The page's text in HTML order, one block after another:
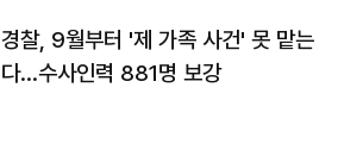
경찰, 9월부터 '제 가족 사건' 못 맡는
다…수사인력 881명 보강